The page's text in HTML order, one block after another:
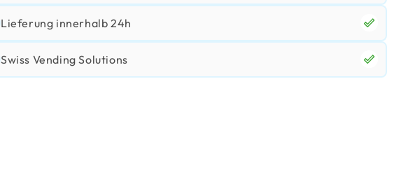
Lieferung innerhalb 24h
Swiss Vending Solutions